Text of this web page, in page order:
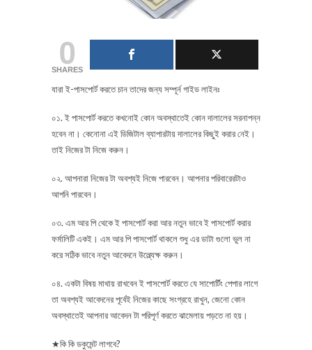
0
SHARES
যারা ই-পাসপোর্ট করতে চান তাদের জন্য সম্পূর্ন গাইড লাইনঃ
০১. ই পাসপোর্ট করতে কখনোই কোন অবস্থাতেই কোন দালালের সরনাপন্ন
হবেন না। কেনোনা এই ডিজিটাল ব্যাপারটায় দালালের কিছুই করার নেই।
তাই নিজের টা নিজে করুন।
০২. আপনারা নিজের টা অবশ্যই নিজে পারবেন। আপনার পরিবারেরটাও
আপনি পারবেন।
০৩. এম আর পি থেকে ই পাসপোর্ট করা আর নতুন ভাবে ই পাসপোর্ট করার
ফর্মালিটি একই। এম আর পি পাসপোর্ট থাকলে শুধু এর ডাটা গুলো ভুল না
করে সঠিক ভাবে নতুন আবেদনে উল্ল্যেক্ষ করুন।
০৪. একটা বিষয় মাথায় রাখবেন ই পাসপোর্ট করতে যে সাপোর্টিং পেপার লাগে
তা অবশ্যই আবেদনের পূর্বেই নিজের কাছে সংগ্রহে রাখুন, জেনো কোন
অবস্থাতেই আপনার আবেদন টা পরিপূর্ণ করতে ঝামেলায় পড়তে না হয়।
★কি কি ডকুমেন্ট লাগবে?